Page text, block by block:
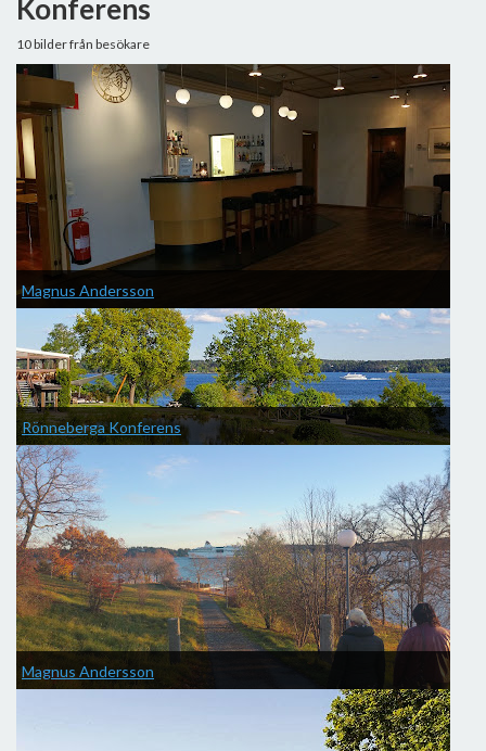
Konferens
10 bilder från besökare
Magnus Andersson
Rönneberga Konferens
Magnus Andersson